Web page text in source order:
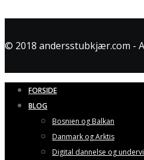
© 2018 andersstubkjær.com -
FORSIDE
BLOG
Bosnien og Balkan
Danmark og Arktis
Digital dannelse og